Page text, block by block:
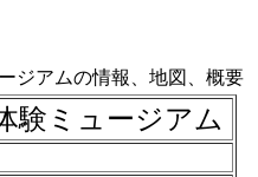
ジアムの情報、地図、概要
験ミュージアム